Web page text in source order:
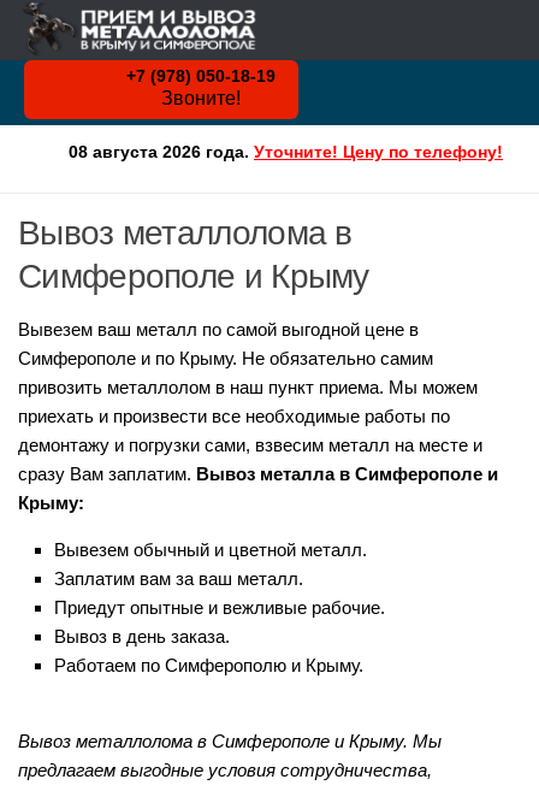
Skip to content
+7 (978) 050-18-19
Звоните!
08 августа 2026 года. Уточните! Цену по телефону!
Вывоз металлолома в
Симферополе и Крыму
Вывезем ваш металл по самой выгодной цене в
Симферополе и по Крыму. Не обязательно самим
привозить металлолом в наш пункт приема. Мы можем
приехать и произвести все необходимые работы по
демонтажу и погрузки сами, взвесим металл на месте и
сразу Вам заплатим. Вывоз металла в Симферополе и
Крыму:
Вывезем обычный и цветной металл.
Заплатим вам за ваш металл.
Приедут опытные и вежливые рабочие.
Вывоз в день заказа.
Работаем по Симферополю и Крыму.
Вывоз металлолома в Симферополе и Крыму. Мы
предлагаем выгодные условия сотрудничества,